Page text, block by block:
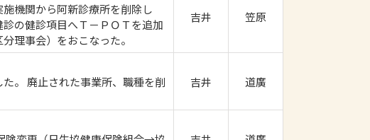
機関から阿新診療所を削除し
の健診項目へＴ－ＰＯＴを追加
理事会）をおこなった。
吉井 笠原
。 廃止された事業所、職種を削
吉井 道廣